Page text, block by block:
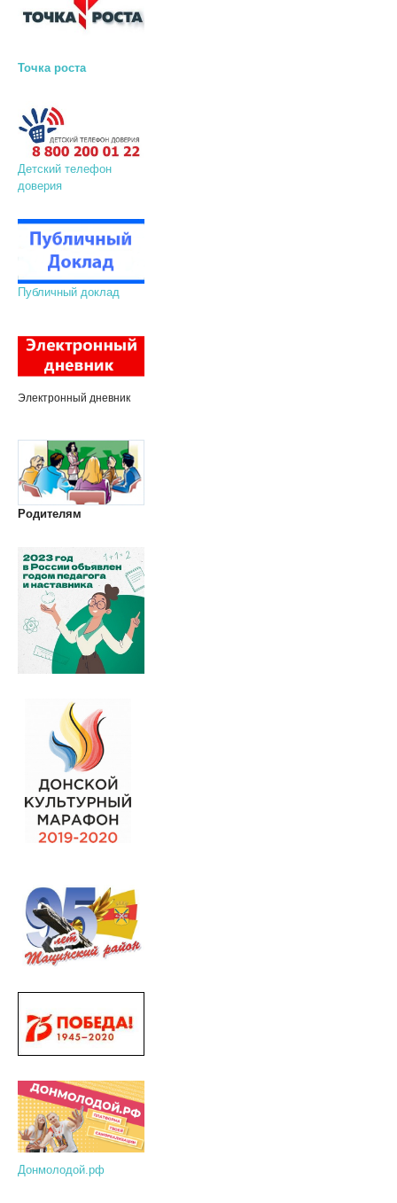
Точка роста
Детский телефон
доверия
Публичный доклад
Электронный дневник
Родителям
Донмолодой.рф